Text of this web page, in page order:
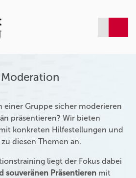
einer Gruppe sicher moderieren
präsentieren? Wir bieten
konkreten Hilfestellungen und
diesen Themen an.
liegt der Fokus dabei
souveränen Präsentieren mit